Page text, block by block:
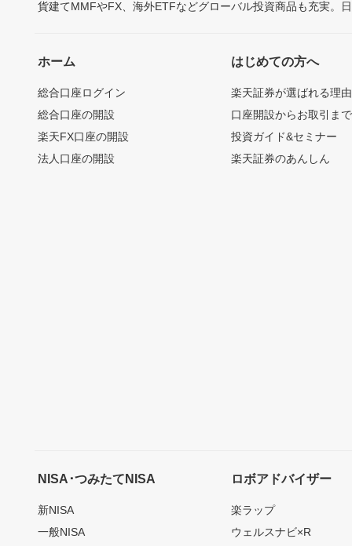
貨建てMMFやFX、海外ETFなどグローバル投資商品も充実。
ホーム
総合口座ログイン
総合口座の開設
楽天FX口座の開設
法人口座の開設
はじめての方へ
楽天証券が選ばれる理由
口座開設からお取引ま
投資ガイド&セミナー
楽天証券のあんしん
NISA･つみたてNISA
新NISA
一般NISA
ロボアドバイザー
楽ラップ
ウェルスナビ×R